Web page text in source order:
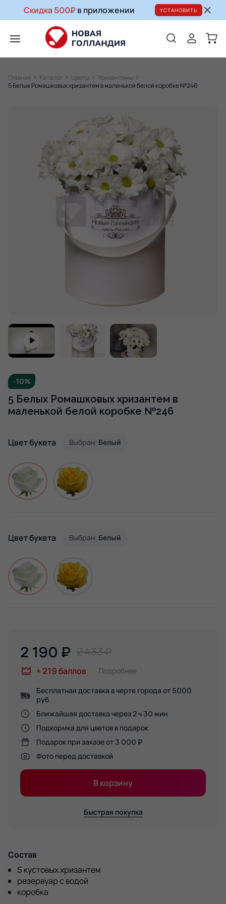
Скидка 500₽в приложении УСТАНОВИТЬ
Главная Каталог Цветы
Хризантемы
5 Белых Ромашковых хризантем в маленькой белой коробке №246
-10%
5 Белых Ромашковых хризантем в
маленькой белой коробке №246
Цвет букета Выбран: Белый
Цвет букета Выбран: Белый
2 190 ₽ 2 433 ₽
+ 219баллов Подробнее
Бесплатная доставка в черте города от 5000
руб.
Ближайшая доставка через 2 ч 30 мин
Подкормка для цветов в подарок
Подарок при заказе от 3 000 ₽
Фото перед доставкой
В корзину
Быстрая покупка
Состав
5 кустовых хризантем
резервуар с водой
коробка